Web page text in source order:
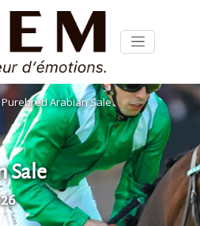
Purebred Arabian Sale
Sale